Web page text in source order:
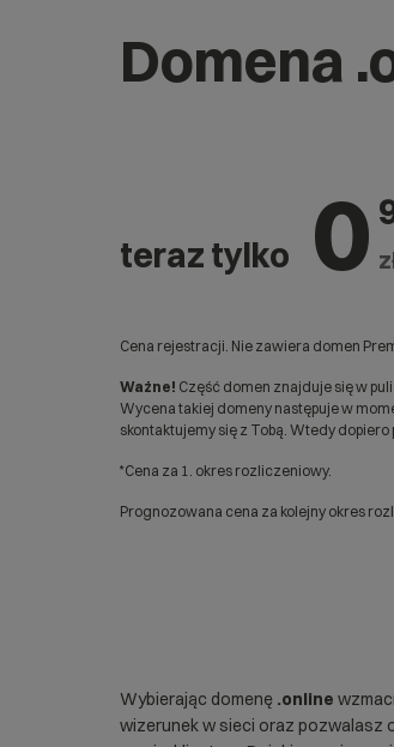
Domena
teraz tylko 0
Cena rejestracji. Nie zawiera domen
Ważne! Część domen znajduje się w
Wycena takiej domeny następuje w
skontaktujemy się z Tobą. Wtedy
*Cena za 1. okres rozliczeniowy.
Prognozowana cena za kolejny okres
Wybierając domenę .online
wizerunek w sieci oraz pozwalasz